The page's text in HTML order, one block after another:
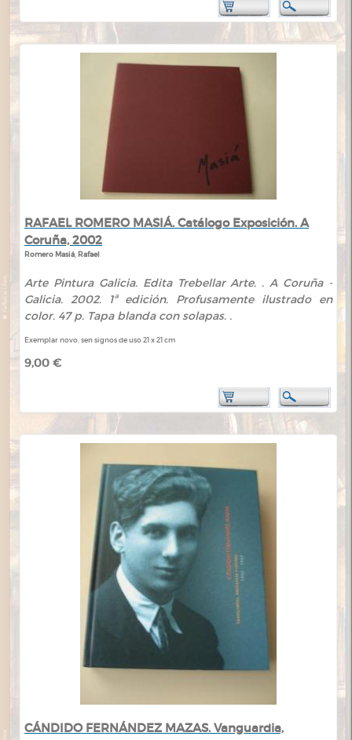
RAFAEL ROMERO MASIÁ. Catálogo Exposición. A
Coruña, 2002
Romero Masiá, Rafael
Arte Pintura Galicia. Edita Trebellar Arte. . A Coruña -
Galicia. 2002. 1ª edición. Profusamente ilustrado en
color. 47 p. Tapa blanda con solapas. .
Exemplar novo, sen signos de uso 21 x 21 cm
9,00 €
CÁNDIDO FERNÁNDEZ MAZAS. Vanguardia,